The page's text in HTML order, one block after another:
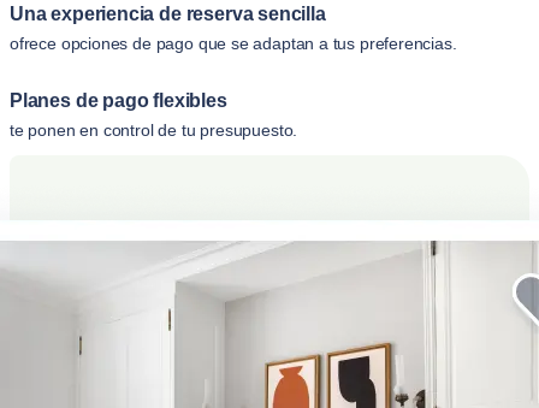
Una experiencia de reserva sencilla
ofrece opciones de pago que se adaptan a tus preferencias.
Planes de pago flexibles
te ponen en control de tu presupuesto.